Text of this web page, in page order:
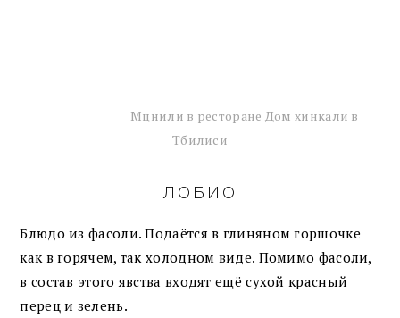
Мцнили в ресторане Дом хинкали в
Тбилиси
ЛОБИО
Блюдо из фасоли. Подаётся в глиняном горшочке
как в горячем, так холодном виде. Помимо фасоли,
в состав этого явства входят ещё сухой красный
перец и зелень.